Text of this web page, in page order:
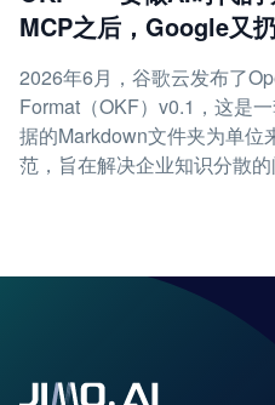
MCP之后，Google又
2026年6月，谷歌云发布了
Format（OKF）v0.1，这是
据的Markdown文件夹为单位
范，旨在解决企业知识分散的